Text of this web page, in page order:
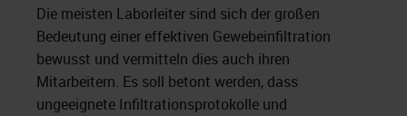
Die meisten Laborleiter sind sich der großen
Bedeutung einer effektiven Gewebeinfiltration
bewusst und vermitteln dies auch ihren
Mitarbeitern. Es soll betont werden, dass
ungeeignete Infiltrationsprotokolle und